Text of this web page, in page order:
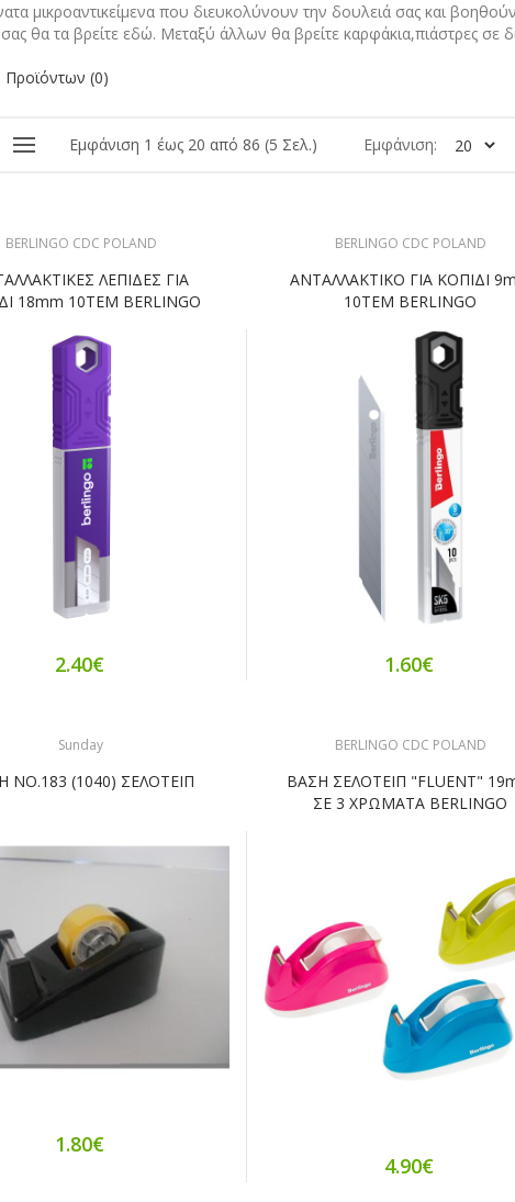
μικροαντικείμενα που διευκολύνουν την δουλειά σας και
θα τα βρείτε εδώ. Μεταξύ άλλων θα βρείτε καρφάκια,πιάστρες σε
Προϊόντων (0)
Εμφάνιση 1 έως 20 από 86 (5 Σελ.) Εμφάνιση:
BERLINGO CDC POLAND
ΛΕΠΙΔΕΣ ΓΙΑ
18mm 10ΤΕΜ BERLINGO
2.40€
BERLINGO CDC POLAND
ΑΝΤΑΛΛΑΚΤΙΚΟ ΓΙΑ ΚΟΠΙΔΙ
10ΤΕΜ BERLINGO
1.60€
Sunday
ΝΟ.183 (1040) ΣΕΛΟΤΕΙΠ
1.80€
BERLINGO CDC POLAND
ΒΑΣΗ ΣΕΛΟΤΕΙΠ "FLUENT"
ΣΕ 3 ΧΡΩΜΑΤΑ BERLINGO
4.90€